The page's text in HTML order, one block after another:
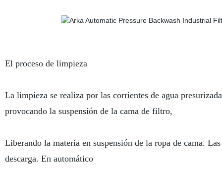
El proceso de limpieza
La limpieza se realiza por las corrientes de agua
provocando la suspensión de la cama de filtro,
Liberando la materia en suspensión de la ropa de cama.
descarga. En automático